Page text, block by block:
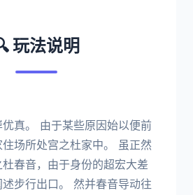
玩法说明
真。 由于某些原因始以便前
场所处宫之杜家中。 虽正然
春音，由于身份的超宏大差
步行出口。 然并春音导动往